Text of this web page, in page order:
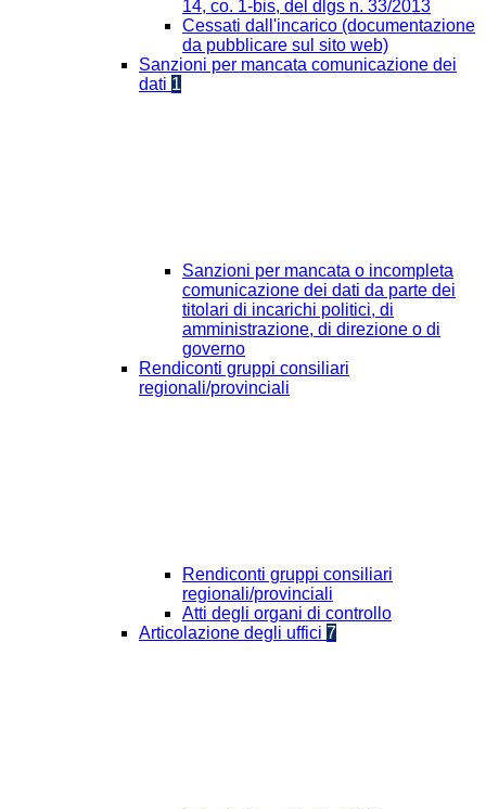
14, co. 1-bis, del dlgs n. 33/2013
Cessati dall'incarico (documentazione
da pubblicare sul sito web)
Sanzioni per mancata comunicazione dei
dati 1
Sanzioni per mancata o incompleta
comunicazione dei dati da parte dei
titolari di incarichi politici, di
amministrazione, di direzione o di
governo
Rendiconti gruppi consiliari
regionali/provinciali
Rendiconti gruppi consiliari
regionali/provinciali
Atti degli organi di controllo
Articolazione degli uffici 7